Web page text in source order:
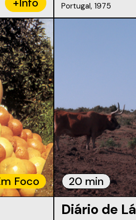
Portugal, 1975
Foco 20 min
Diário de Lá